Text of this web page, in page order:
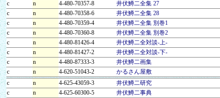
c
n 4-480-70357-8
井伏鱒二全集 27
c
n 4-480-70358-6
井伏鱒二全集 28
c
n 4-480-70359-4
井伏鱒二全集 別巻1
c
n 4-480-70360-8
井伏鱒二全集 別巻2
c
n 4-480-81426-4
井伏鱒二全対談-上-
c
n 4-480-81427-2
井伏鱒二全対談-下-
c
n 4-480-87333-3
井伏鱒二画集
c
n 4-620-51043-2
かるさん屋敷
c
n 4-625-43059-3
井伏鱒二研究
c
n 4-625-60300-5
井伏鱒二事典